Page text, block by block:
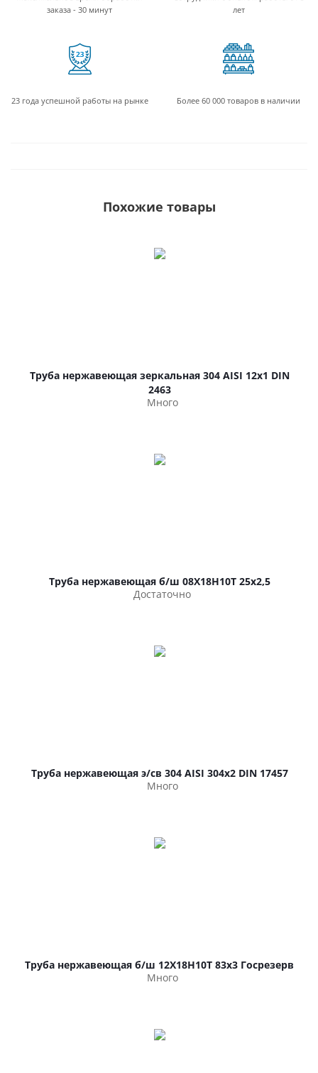
заказа - 30 минут
лет
23 года успешной работы на рынке Более 60 000 товаров в наличии
Похожие товары
Труба нержавеющая зеркальная 304 AISI 12х1 DIN
2463
Много
Труба нержавеющая б/ш 08Х18Н10Т 25х2,5
Достаточно
Труба нержавеющая э/св 304 AISI 304х2 DIN 17457
Много
Труба нержавеющая б/ш 12Х18Н10Т 83х3 Госрезерв
Много